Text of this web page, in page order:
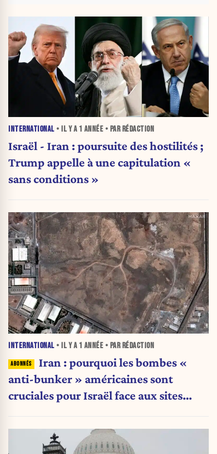
INTERNATIONAL • IL Y A 1 ANNÉE • PAR RÉDACTION
Israël - Iran : poursuite des hostilités ;
Trump appelle à une capitulation «
sans conditions »
INTERNATIONAL • IL Y A 1 ANNÉE • PAR RÉDACTION
Iran : pourquoi les bombes «
anti-bunker » américaines sont
cruciales pour Israël face aux sites